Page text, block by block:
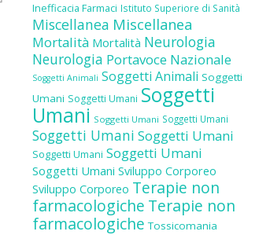
Inefficacia Farmaci Istituto Superiore di Sanità
Miscellanea Miscellanea
Mortalità Mortalità Neurologia
Neurologia Portavoce Nazionale
Soggetti Animali Soggetti Animali Soggetti
Umani Soggetti Umani Soggetti
Umani Soggetti Umani Soggetti Umani
Soggetti Umani Soggetti Umani
Soggetti Umani Soggetti Umani
Soggetti Umani Sviluppo Corporeo
Sviluppo Corporeo Terapie non
farmacologiche Terapie non
farmacologiche Tossicomania